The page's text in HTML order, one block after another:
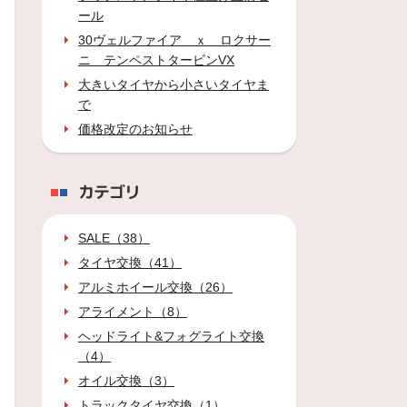
ール
30ヴェルファイア ｘ ロクサー
ニ テンペストタービンVX
大きいタイヤから小さいタイヤま
で
価格改定のお知らせ
カテゴリ
SALE（38）
タイヤ交換（41）
アルミホイール交換（26）
アライメント（8）
ヘッドライト&フォグライト交換
（4）
オイル交換（3）